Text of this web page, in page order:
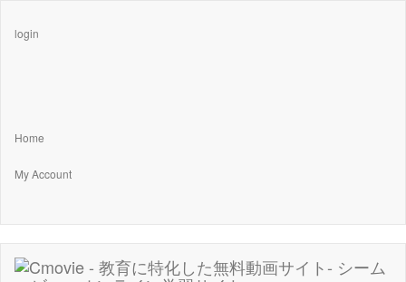
login
Home
My Account